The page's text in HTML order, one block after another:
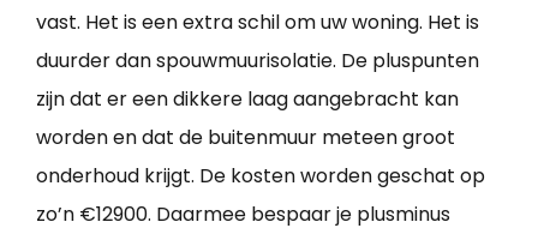
vast. Het is een extra schil om uw woning. Het is
duurder dan spouwmuurisolatie. De pluspunten
zijn dat er een dikkere laag aangebracht kan
worden en dat de buitenmuur meteen groot
onderhoud krijgt. De kosten worden geschat op
zo’n €12900. Daarmee bespaar je plusminus